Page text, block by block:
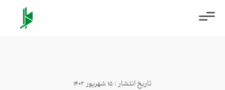
تاریخ انتشار : 15 شهریور 1402